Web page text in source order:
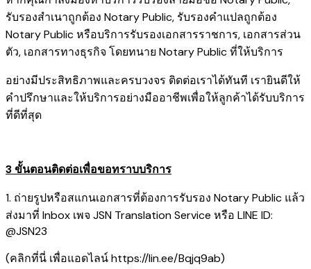
รับรองสำเนาถูกต้อง Notary Public, รับรองคำแปลถูกต้อง
Notary Public หรือบริการรับรองเอกสารราชการ, เอกสารส่วน
ตัว, เอกสารทางธุรกิจ โดยทนาย Notary Public ที่ให้บริการ
อย่างมีประสิทธิภาพและครบวงจร ติดต่อเราได้ทันที เรายินดีให้
คำปรึกษาและให้บริการอย่างมืออาชีพเพื่อให้ลูกค้าได้รับบริการ
ที่ดีที่สุด
3 ขั้นตอนติดต่อเพื่อขอทราบบริการ
1. ถ่ายรูปหรือสแกนเอกสารที่ต้องการรับรอง Notary Public แล้ว
ส่งมาที่ Inbox เพจ JSN Translation Service หรือ LINE ID:
@JSN23
(คลิกที่นี่ เพื่อแอดไลน์https://lin.ee/Bqjq9ab)